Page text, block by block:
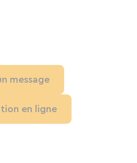
message
en ligne